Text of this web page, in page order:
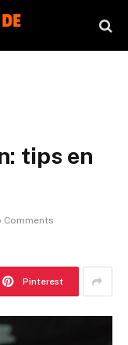
tips en
Comments
Pinterest